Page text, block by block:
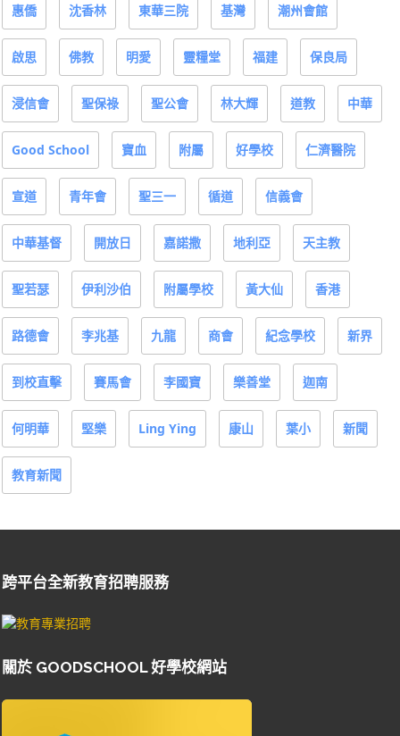
惠僑 沈香林 東華三院 基灣 潮州會館
啟思 佛教 明愛 靈糧堂 福建 保良局
浸信會 聖保祿 聖公會 林大輝 道教 中華
Good School 寶血 附屬 好學校 仁濟醫院
宣道 青年會 聖三一 循道 信義會
中華基督 開放日 嘉諾撒 地利亞 天主教
聖若瑟 伊利沙伯 附屬學校 黃大仙 香港
路德會 李兆基 九龍 商會 紀念學校 新界
到校直擊 賽馬會 李國寶 樂善堂 迦南
何明華 堅樂 Ling Ying 康山 葉小 新聞
教育新聞
跨平台全新教育招聘服務
關於 GOODSCHOOL 好學校網站